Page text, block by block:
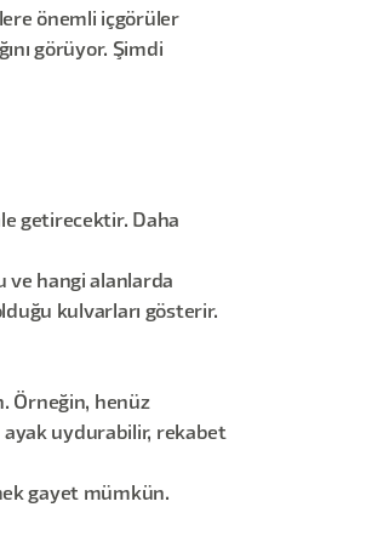
önemli içgörüler
görüyor. Şimdi
getirecektir. Daha
ve hangi alanlarda
kulvarları gösterir.
Örneğin, henüz
ayak uydurabilir, rekabet
gayet mümkün.